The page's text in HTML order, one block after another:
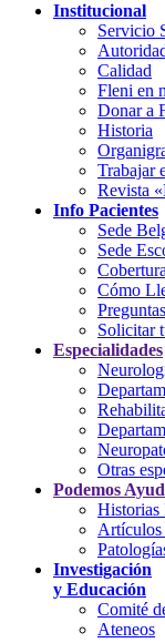
Institucional
Servicio
Calidad
Fleni en
Donar a
Historia
Trabajar
Revista
Info Pacientes
Sede
Sede
Cómo
Solicitar
Especialidades
Otras
Podemos
Historias
Artículos
Investigación
y Educación
Comité
Ateneos